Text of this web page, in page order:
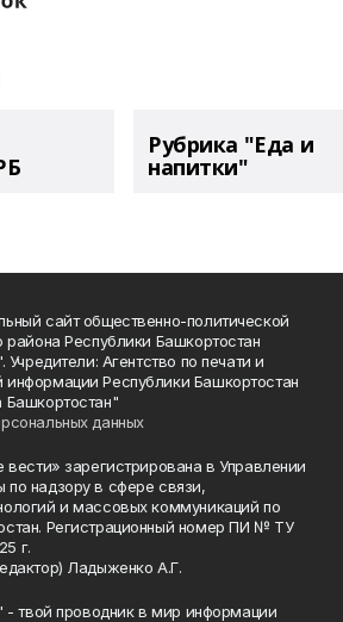
Рубрика "Еда и
напитки"
сайт общественно-политической
района Республики Башкортостан
Учредители: Агентство по печати и
Республики Башкортостан
данных
вести» зарегистрирована в Управлении
надзору в сфере связи,
и массовых коммуникаций по
Регистрационный номер ПИ № ТУ
г.
Ладыженко А.Г.
- твой проводник в мир информации